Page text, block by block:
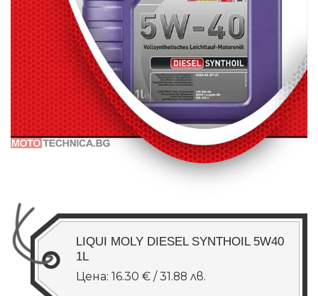
LIQUI MOLY DIESEL SYNTHOIL 5W40
1L
Цена: 16.30 € / 31.88 лв.